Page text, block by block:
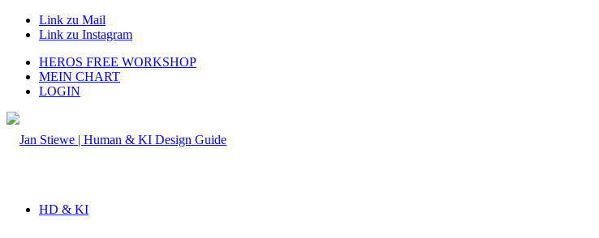
Link zu Mail
Link zu Instagram
HEROS FREE WORKSHOP
MEIN CHART
LOGIN
HD & KI